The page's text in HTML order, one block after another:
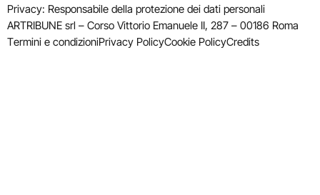
Privacy: Responsabile della protezione dei dati personali
ARTRIBUNE srl – Corso Vittorio Emanuele II, 287 – 00186 Roma
Termini e condizioniPrivacy PolicyCookie PolicyCredits